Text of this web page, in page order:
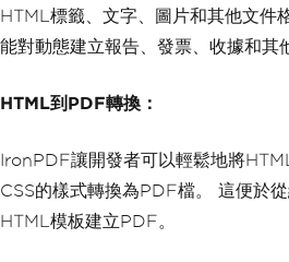
HTML標籤、文字、圖片和其他文件
能對動態建立報告、發票、收據和其
HTML到PDF轉換：
IronPDF讓開發者可以輕鬆地將
CSS的樣式轉換為PDF檔。 這便於
HTML模板建立PDF。